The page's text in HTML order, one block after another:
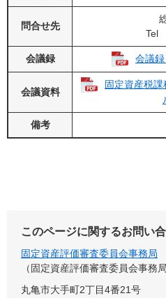
問合せ先
Tel
会議録 会議
会議資料
固定資産税
備考
このページに関するお問い
固定資産評価審査委員会事務局
固定資産評価審査委員会事務
丸亀市大手町2丁目4番21号